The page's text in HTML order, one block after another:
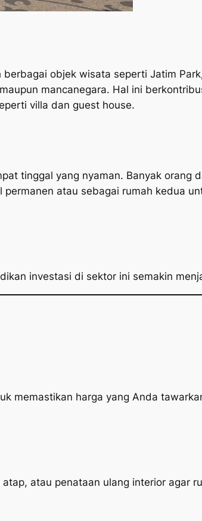
objek wisata seperti Jatim
mancanegara. Hal ini
villa dan guest house.
tinggal yang nyaman. Banyak orang
atau sebagai rumah kedua
investasi di sektor ini semakin
memastikan harga yang Anda
atau penataan ulang interior agar